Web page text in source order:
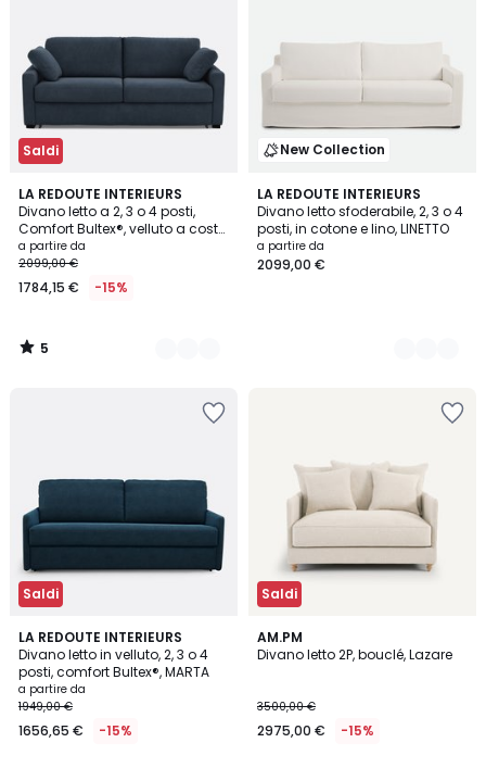
Saldi
LA REDOUTE INTERIEURS
Divano letto a 2, 3 o 4 posti,
Comfort Bultex®, velluto a coste,
TIMOR
a partire da
2099,00 €
1784,15 € -15%
5
/
5
5
Colori
5
/
New Collection
LA REDOUTE INTERIEURS
Divano letto sfoderabile, 2, 3 o 4
posti, in cotone e lino, LINETTO
a partire da
2099,00 €
3
Colori
Saldi
LA REDOUTE INTERIEURS
Divano letto in velluto, 2, 3 o 4
posti, comfort Bultex®, MARTA
a partire da
1949,00 €
1656,65 € -15%
5
/
5
7
Colori
Saldi
AM.PM
Divano letto 2P, bouclé, Lazare
3500,00 €
2975,00 € -15%
2
Colori